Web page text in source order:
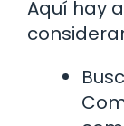
Aquí hay